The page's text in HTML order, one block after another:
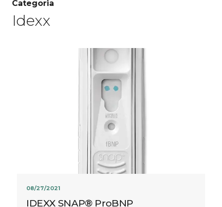
Categoria
Idexx
08/27/2021
IDEXX SNAP® ProBNP